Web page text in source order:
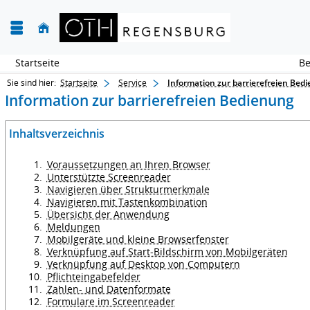
Startseite
Sie sind hier: Startseite Service Information zur barrierefreien
Information zur barrierefreien Bedienung
Inhaltsverzeichnis
Voraussetzungen an Ihren Browser
Unterstützte Screenreader
Navigieren über Strukturmerkmale
Navigieren mit Tastenkombination
Übersicht der Anwendung
Meldungen
Mobilgeräte und kleine Browserfenster
Verknüpfung auf Start-Bildschirm von Mobilgeräten
Verknüpfung auf Desktop von Computern
Pflichteingabefelder
Zahlen- und Datenformate
Formulare im Screenreader